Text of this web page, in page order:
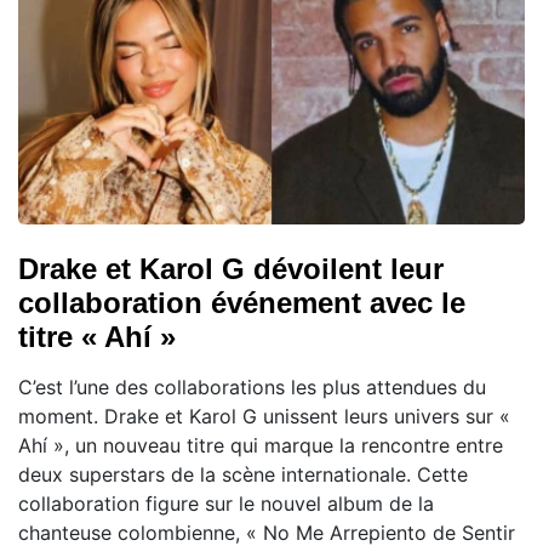
Drake et Karol G dévoilent leur
collaboration événement avec le
titre « Ahí »
C’est l’une des collaborations les plus attendues du
moment. Drake et Karol G unissent leurs univers sur «
Ahí », un nouveau titre qui marque la rencontre entre
deux superstars de la scène internationale. Cette
collaboration figure sur le nouvel album de la
chanteuse colombienne, « No Me Arrepiento de Sentir